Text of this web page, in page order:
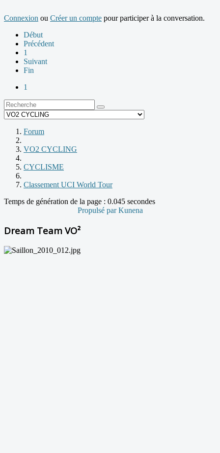
Connexion ou Créer un compte pour participer à la conversation.
Début
Précédent
1
Suivant
Fin
1
Forum
VO2 CYCLING
CYCLISME
Classement UCI World Tour
Temps de génération de la page : 0.045 secondes
Propulsé parKunena
Dream Team VO²